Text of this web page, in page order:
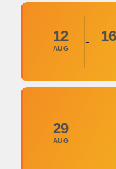
12
AUG
16
29
AUG